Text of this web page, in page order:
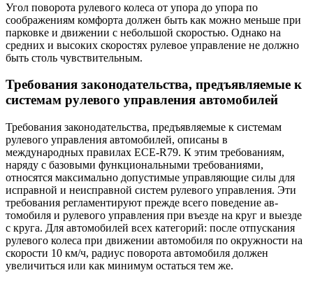
Угол поворота рулевого колеса от упора до упора по
соображениям комфорта дол­жен быть как можно меньше при
парковке и движении с небольшой скоростью. Однако на
средних и высоких скоростях рулевое управ­ление не должно
быть столь чувствительным.
Требования законодательства, предъявляемые к
системам рулевого управления автомобилей
Требования законодательства, предъявляе­мые к системам
рулевого управления автомо­билей, описаны в
международных правилах ECE-R79. К этим требованиям,
наряду с базовыми функциональными требованиями,
относятся максимально допустимые управ­ляющие силы для
исправной и неисправной систем рулевого управления. Эти
требования регламентируют прежде всего поведение ав­
томобиля и рулевого управления при въезде на круг и выезде
с круга. Для автомобилей всех категорий: после отпускания
рулевого колеса при движении автомобиля по окруж­ности на
скорости 10 км/ч, радиус поворота автомобиля должен
увеличиться или как ми­нимум остаться тем же.